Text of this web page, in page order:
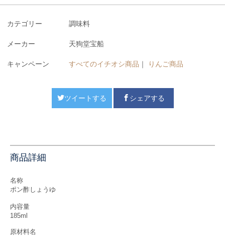
カテゴリー 調味料
メーカー 天狗堂宝船
キャンペーン すべてのイチオシ商品 ｜ りんご商品
ツイートする シェアする
商品詳細
名称
ポン酢しょうゆ
内容量
185ml
原材料名